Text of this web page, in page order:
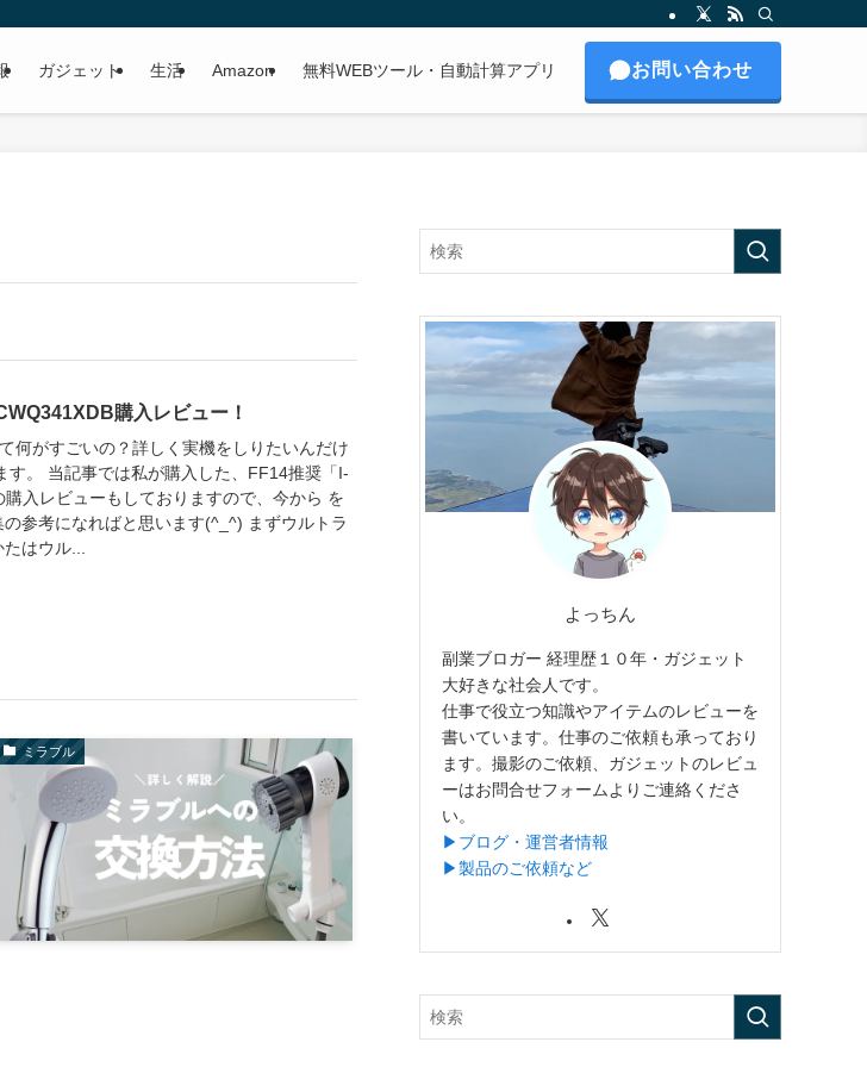
ガジェット 生活 Amazon 無料WEBツール・自動計算アプリ お問い合わせ
購入レビュー！
何がすごいの？詳しく実機をしりたいんだけ
。 当記事では私が購入した、FF14推奨「I-
入レビューもしておりますので、今から を
参考になればと思います(^_^) まずウルトラ
はウル...
ミラブル
よっちん
副業ブロガー 経理歴１０年・ガジェット
大好きな社会人です。
仕事で役立つ知識やアイテムのレビューを
書いています。仕事のご依頼も承っており
ます。撮影のご依頼、ガジェットのレビュ
ーはお問合せフォームよりご連絡くださ
い。
▶︎ブログ・運営者情報
▶︎製品のご依頼など